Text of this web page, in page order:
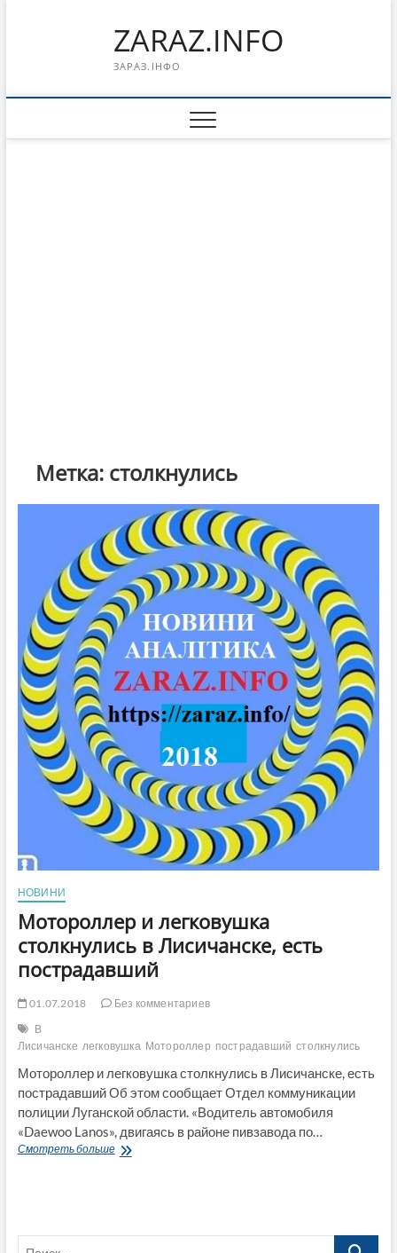
ZARAZ.INFO
ЗАРАЗ.ІНФО
Метка: столкнулись
НОВИНИ
Мотороллер и легковушка
столкнулись в Лисичанске, есть
пострадавший
01.07.2018
Без комментариев
В
Лисичанске легковушка Мотороллер пострадавший столкнулись
Мотороллер и легковушка столкнулись в Лисичанске, есть
пострадавший Об этом сообщает Отдел коммуникации
полиции Луганской области. «Водитель автомобиля
«Daewoo Lanos», двигаясь в районе пивзавода по…
Смотреть большеМотороллер
Поиск…